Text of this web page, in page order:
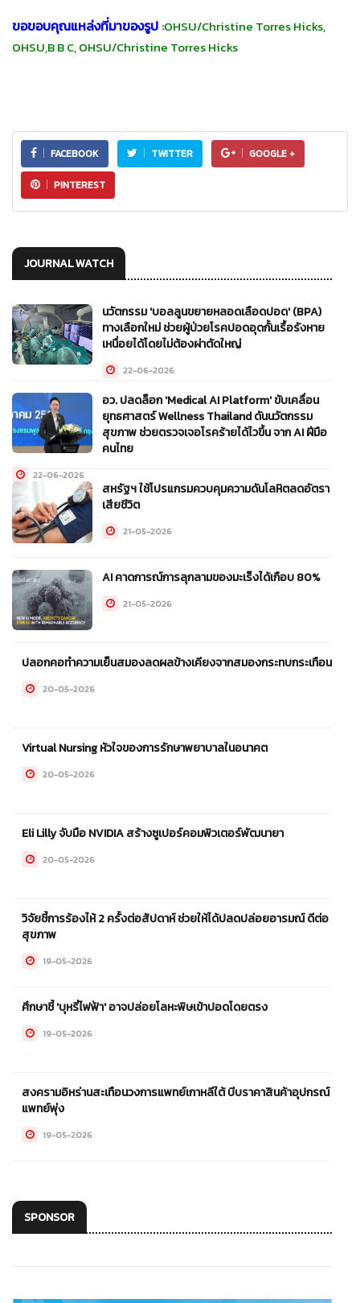
ขอขอบคุณแหล่งที่มาของรูป :OHSU/Christine Torres Hicks,
OHSU,B B C, OHSU/Christine Torres Hicks
FACEBOOK TWITTER GOOGLE +
PINTEREST
JOURNAL WATCH
นวัตกรรม 'บอลลูนขยายหลอดเลือดปอด' (BPA)
ทางเลือกใหม่ ช่วยผู้ป่วยโรคปอดอุดกั้นเรื้อรังหาย
เหนื่อยได้โดยไม่ต้องผ่าตัดใหญ่
22-06-2026
อว. ปลดล็อก 'Medical AI Platform' ขับเคลื่อน
ยุทธศาสตร์ Wellness Thailand ดันนวัตกรรม
สุขภาพ ช่วยตรวจเจอโรคร้ายได้ไวขึ้น จาก AI ฝีมือ
คนไทย
22-06-2026
สหรัฐฯ ใช้โปรแกรมควบคุมความดันโลหิตลดอัตรา
เสียชีวิต
21-05-2026
AI คาดการณ์การลุกลามของมะเร็งได้เกือบ 80%
21-05-2026
ปลอกคอทำความเย็นสมองลดผลข้างเคียงจากสมองกระทบกระเทือน
20-05-2026
Virtual Nursing หัวใจของการรักษาพยาบาลในอนาคต
20-05-2026
Eli Lilly จับมือ NVIDIA สร้างซูเปอร์คอมพิวเตอร์พัฒนายา
20-05-2026
วิจัยชี้การร้องไห้ 2 ครั้งต่อสัปดาห์ ช่วยให้ได้ปลดปล่อยอารมณ์ ดีต่อ
สุขภาพ
19-05-2026
ศึกษาชี้ 'บุหรี่ไฟฟ้า' อาจปล่อยโลหะพิษเข้าปอดโดยตรง
19-05-2026
สงครามอิหร่านสะเทือนวงการแพทย์เกาหลีใต้ บีบราคาสินค้าอุปกรณ์
แพทย์พุ่ง
19-05-2026
SPONSOR